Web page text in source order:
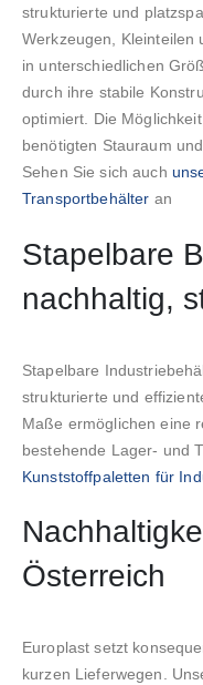
strukturierte und
Werkzeugen, Kleinteilen
in unterschiedlichen
durch ihre stabile
optimiert. Die
benötigten Stauraum
Sehen Sie sich auch
Transportbehälter an
Stapelbare
nachhaltig,
Stapelbare
strukturierte und
Maße ermöglichen eine
bestehende Lager- und
Kunststoffpaletten für
Österreich
Europlast setzt
kurzen Lieferwegen.